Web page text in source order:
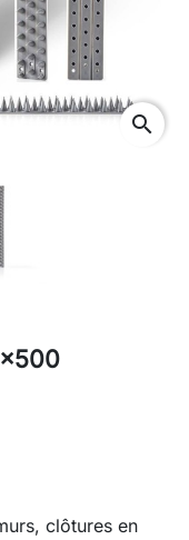
search
clôtures en